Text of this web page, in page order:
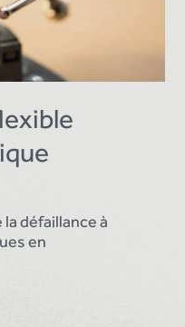
défaillance à
en